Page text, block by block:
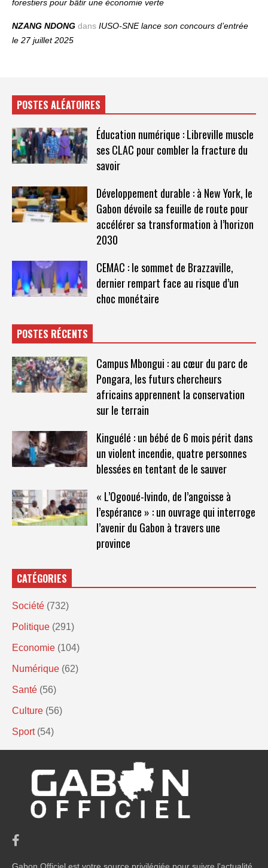
forestiers pour bâtir une économie verte
NZANG NDONG dans IUSO‑SNE lance son concours d’entrée
le 27 juillet 2025
POSTES ALÉATOIRES
Éducation numérique : Libreville muscle
ses CLAC pour combler la fracture du
savoir
Développement durable : à New York, le
Gabon dévoile sa feuille de route pour
accélérer sa transformation à l’horizon
2030
CEMAC : le sommet de Brazzaville,
dernier rempart face au risque d’un
choc monétaire
POSTES RÉCENTS
Campus Mbongui : au cœur du parc de
Pongara, les futurs chercheurs
africains apprennent la conservation
sur le terrain
Kinguélé : un bébé de 6 mois périt dans
un violent incendie, quatre personnes
blessées en tentant de le sauver
« L’Ogooué-Ivindo, de l’angoisse à
l’espérance » : un ouvrage qui interroge
l’avenir du Gabon à travers une
province
CATÉGORIES
Société (732)
Politique (291)
Economie (104)
Numérique (62)
Santé (56)
Culture (56)
Sport (54)